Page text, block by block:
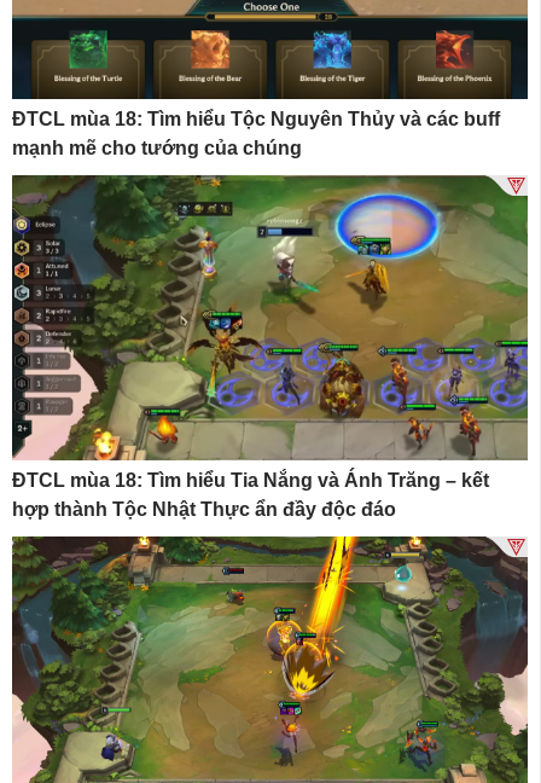
ĐTCL mùa 18: Tìm hiểu Tộc Nguyên Thủy và các buff
mạnh mẽ cho tướng của chúng
ĐTCL mùa 18: Tìm hiểu Tia Nắng và Ánh Trăng – kết
hợp thành Tộc Nhật Thực ẩn đầy độc đáo